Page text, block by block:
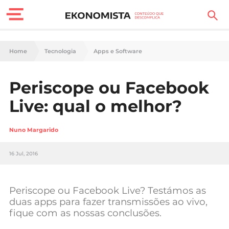
Finanças Pessoais
Carreira
Tecnologia
Negócios
Home Tecnologia Apps e Software
Periscope ou Facebook
Live: qual o melhor?
Nuno Margarido
16 Jul, 2016
Periscope ou Facebook Live? Testámos as
duas apps para fazer transmissões ao vivo,
fique com as nossas conclusões.